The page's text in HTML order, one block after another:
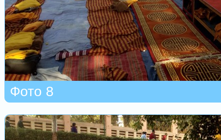
Фото 8